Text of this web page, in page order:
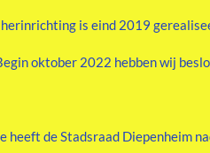
is eind 2019
oktober 2022 hebben wij
heeft de Stadsraad